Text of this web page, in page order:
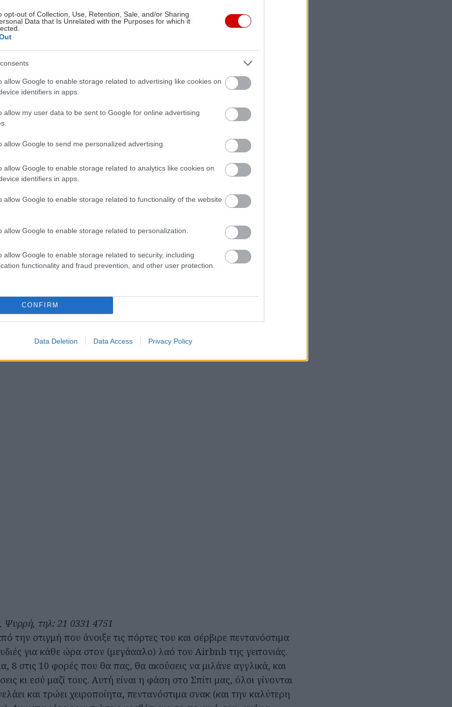
opt-out of Collection, Use, Retention, Sale, and/or Sharing
Data that Is Unrelated with the Purposes for which it
allow Google to enable storage related to advertising like cookies on
identifiers in apps.
allow my user data to be sent to Google for online advertising
allow Google to send me personalized advertising.
allow Google to enable storage related to analytics like cookies on
identifiers in apps.
allow Google to enable storage related to functionality of the website
allow Google to enable storage related to personalization.
allow Google to enable storage related to security, including
functionality and fraud prevention, and other user protection.
CONFIRM
Data Deletion Data Access Privacy Policy
να σνομπάρει ο κόσμος τα μαγαζιά που πάνε οι τουρίστες υπάρχει.
ίσως να ήταν δικαιολογημένο. Δεν ήταν λίγοι οι επιτήδειοι
νοιάζει και τόσο· άλλωστε, σε ποιον θα γκρίνιαζαν οι τουρίστες;
οι τουρίστες μπορούν να τα πουν online και να σε δικάσουν
μαγαζί σου) μέσα σε λίγες μόλις γραμμές. Συνεπώς, αυτή η τάση
παλιά με τα τουριστομάγαζα δεν βρίσκει εφαρμογή στην
προτείνουμε να πας κι εσύ, κι ας είσαι ντόπιος.
τηλ: 21 0331 4751
την στιγμή που άνοιξε τις πόρτες του και σέρβιρε πεντανόστιμα
για κάθε ώρα στον (μεγάααλο) λαό του Airbnb της γειτονιάς.
8 στις 10 φορές που θα πας, θα ακούσεις να μιλάνε αγγλικά, και
κι εσύ μαζί τους. Αυτή είναι η φάση στο Σπίτι μας, όλοι γίνονται
και τρώει χειροποίητα, πεντανόστιμα σνακ (και την καλύτερη